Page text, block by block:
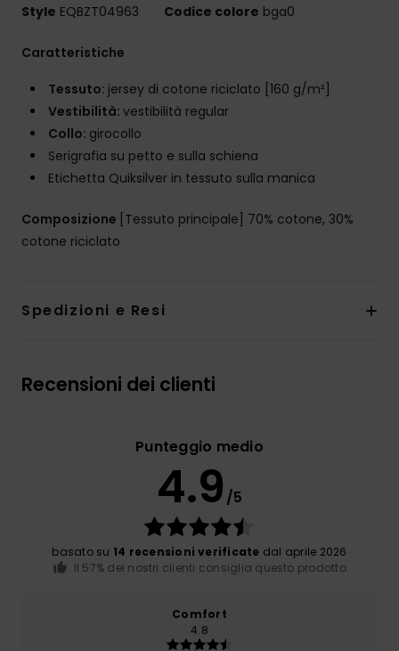
Style EQBZT04963 Codice colore bga0
Caratteristiche
Tessuto: jersey di cotone riciclato [160 g/m²]
Vestibilità: vestibilità regular
Collo: girocollo
Serigrafia su petto e sulla schiena
Etichetta Quiksilver in tessuto sulla manica
Composizione [Tessuto principale] 70% cotone, 30%
cotone riciclato
Spedizioni e Resi
Recensioni dei clienti
Punteggio medio
4.9 /5
basato su 14 recensioni verificate dal aprile 2026
Il 57% dei nostri clienti consiglia questo prodotto
Comfort
4.8